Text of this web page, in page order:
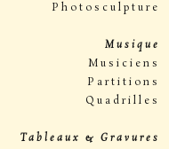
Photosculpture
Musique
Musiciens
Partitions
Quadrilles
Tableaux & Gravures